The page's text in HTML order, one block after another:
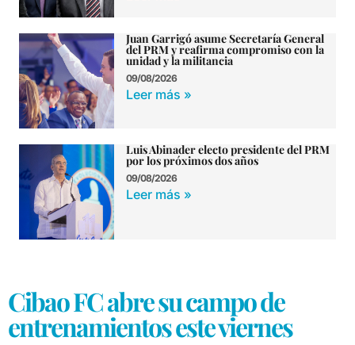
Juan Garrigó asume Secretaría General
del PRM y reafirma compromiso con la
unidad y la militancia
09/08/2026
Leer más »
Luis Abinader electo presidente del PRM
por los próximos dos años
09/08/2026
Leer más »
Cibao FC abre su campo de
entrenamientos este viernes